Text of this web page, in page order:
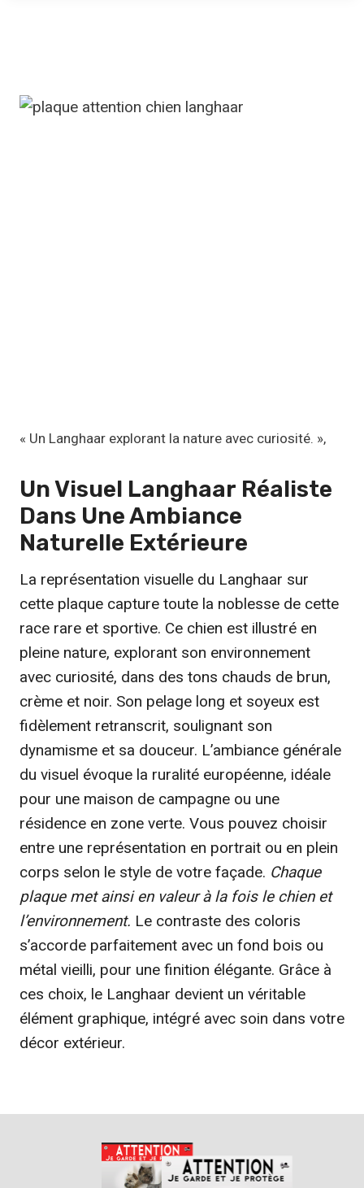
,
€
« Un Langhaar explorant la nature avec curiosité. »,
Un Visuel Langhaar Réaliste
Dans Une Ambiance
Naturelle Extérieure
La représentation visuelle du Langhaar sur
cette plaque capture toute la noblesse de cette
race rare et sportive. Ce chien est illustré en
pleine nature, explorant son environnement
avec curiosité, dans des tons chauds de brun,
crème et noir. Son pelage long et soyeux est
fidèlement retranscrit, soulignant son
dynamisme et sa douceur. L’ambiance générale
du visuel évoque la ruralité européenne, idéale
pour une maison de campagne ou une
résidence en zone verte. Vous pouvez choisir
entre une représentation en portrait ou en plein
corps selon le style de votre façade. Chaque
plaque met ainsi en valeur à la fois le chien et
l’environnement. Le contraste des coloris
s’accorde parfaitement avec un fond bois ou
métal vieilli, pour une finition élégante. Grâce à
ces choix, le Langhaar devient un véritable
élément graphique, intégré avec soin dans votre
décor extérieur.